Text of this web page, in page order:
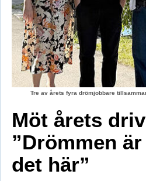
Tre av årets fyra drömjobbare
Möt årets
”Drömmen
det här”